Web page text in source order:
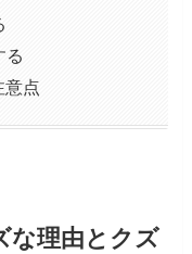
る
意点
な理由とクズ